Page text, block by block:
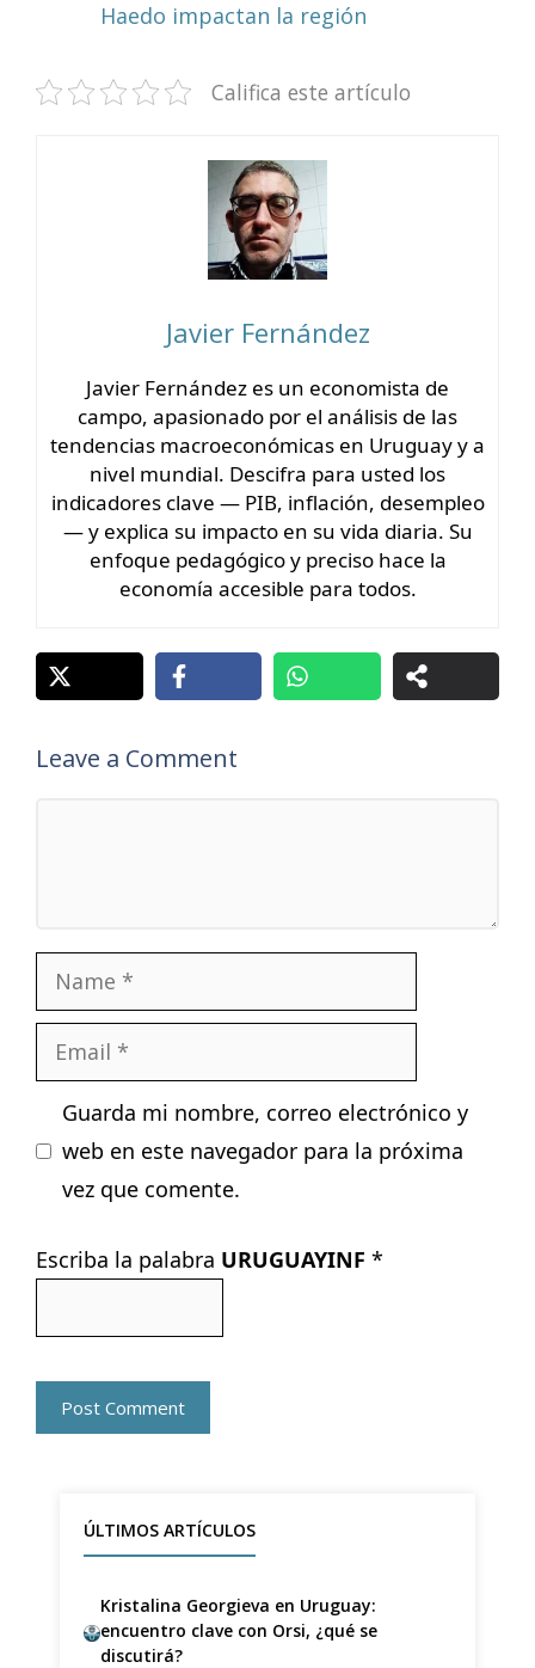
Haedo impactan la región
Califica este artículo
Javier Fernández
Javier Fernández es un economista de
campo, apasionado por el análisis de las
tendencias macroeconómicas en Uruguay y a
nivel mundial. Descifra para usted los
indicadores clave — PIB, inflación, desempleo
— y explica su impacto en su vida diaria. Su
enfoque pedagógico y preciso hace la
economía accesible para todos.
Leave a Comment
Name
Email
Guarda mi nombre, correo electrónico y
web en este navegador para la próxima
vez que comente.
Escriba la palabra URUGUAYINF *
ÚLTIMOS ARTÍCULOS
Kristalina Georgieva en Uruguay:
encuentro clave con Orsi, ¿qué se
discutirá?